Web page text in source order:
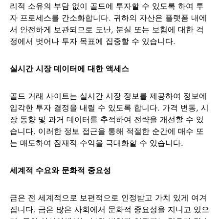
리적 소유의 부담 없이 골드에 투자할 수 있도록 하여 투
자 프로세스를 간소화합니다. 귀하의 자산은 플랫폼 내에
서 안전하게 보관되므로 도난, 분실 또는 보험에 대한 걱
정에서 벗어나 투자 목표에 집중할 수 있습니다.
실시간 시장 데이터에 대한 액세스
골드 거래 사이트는 실시간 시장 정보를 제공하여 정보에
입각한 투자 결정을 내릴 수 있도록 합니다. 가격 변동, 시
장 동향 및 과거 데이터를 추적하여 전략을 개선할 수 있
습니다. 이러한 정보 접근을 통해 적절한 순간에 매수 또
는 매도하여 잠재적 수익을 극대화할 수 있습니다.
세계적 수요와 문화적 중요성
금은 전 세계적으로 보편적으로 인정받고 가치 있게 여겨
집니다. 금은 많은 사회에서 문화적 중요성을 지니고 있으